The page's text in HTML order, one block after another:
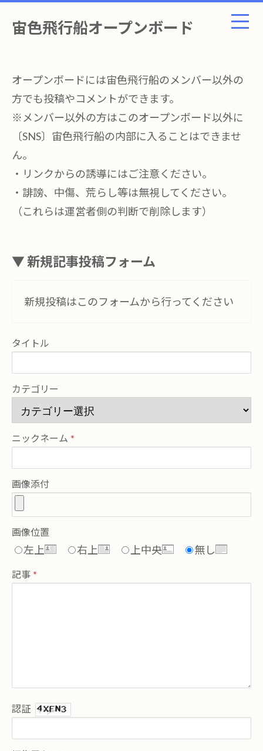
宙色飛行船オープンボード
オープンボードには宙色飛行船のメンバー以外の
方でも投稿やコメントができます。
※メンバー以外の方はこのオープンボード以外に
〔SNS〕宙色飛行船の内部に入ることはできませ
ん。
・リンクからの誘導にはご注意ください。
・誹謗、中傷、荒らし等は無視してください。
（これらは運営者側の判断で削除します）
▼ 新規記事投稿フォーム
新規投稿はこのフォームから行ってください
タイトル
カテゴリー
ニックネーム
画像添付
画像位置
左上 右上 上中央 無し
記事
認証